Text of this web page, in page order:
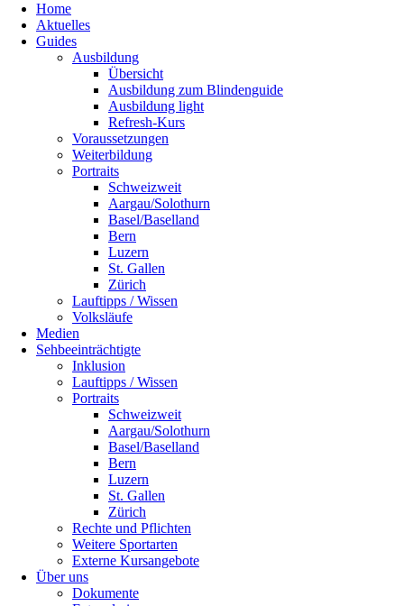
Home
Aktuelles
Guides
Ausbildung
Übersicht
Ausbildung zum Blindenguide
Ausbildung light
Refresh-Kurs
Voraussetzungen
Weiterbildung
Portraits
Schweizweit
Aargau/Solothurn
Basel/Baselland
Bern
Luzern
St. Gallen
Zürich
Lauftipps / Wissen
Volksläufe
Medien
Sehbeeinträchtigte
Inklusion
Lauftipps / Wissen
Portraits
Schweizweit
Aargau/Solothurn
Basel/Baselland
Bern
Luzern
St. Gallen
Zürich
Rechte und Pflichten
Weitere Sportarten
Externe Kursangebote
Über uns
Dokumente